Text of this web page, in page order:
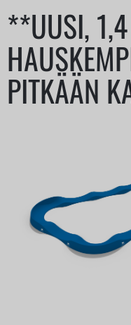
**UUSI, 1,4
PITKÄÄN